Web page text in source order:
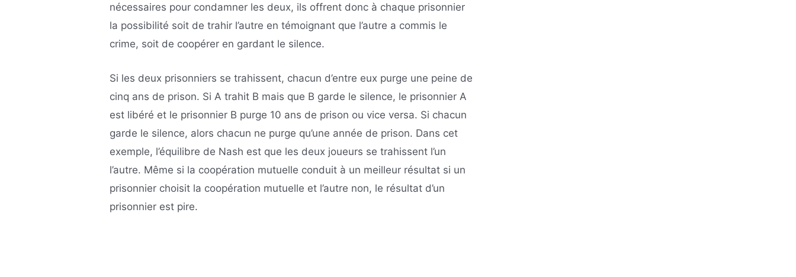
nécessaires pour condamner les deux, ils offrent donc à chaque prisonnier
la possibilité soit de trahir l’autre en témoignant que l’autre a commis le
crime, soit de coopérer en gardant le silence.
Si les deux prisonniers se trahissent, chacun d’entre eux purge une peine de
cinq ans de prison. Si A trahit B mais que B garde le silence, le prisonnier A
est libéré et le prisonnier B purge 10 ans de prison ou vice versa. Si chacun
garde le silence, alors chacun ne purge qu’une année de prison. Dans cet
exemple, l’équilibre de Nash est que les deux joueurs se trahissent l’un
l’autre. Même si la coopération mutuelle conduit à un meilleur résultat si un
prisonnier choisit la coopération mutuelle et l’autre non, le résultat d’un
prisonnier est pire.